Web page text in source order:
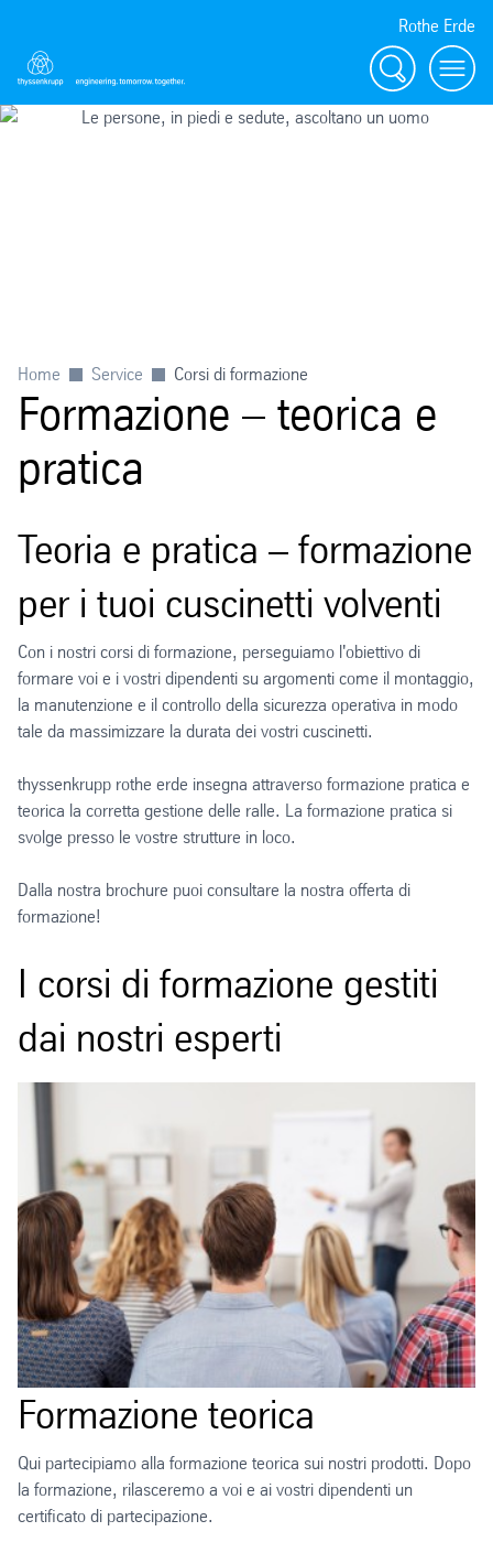
Rothe Erde
Ricerca
Home Service Corsi di formazione
Formazione – teorica e
pratica
Teoria e pratica – formazione
per i tuoi cuscinetti volventi
Con i nostri corsi di formazione, perseguiamo l'obiettivo di
formare voi e i vostri dipendenti su argomenti come il montaggio,
la manutenzione e il controllo della sicurezza operativa in modo
tale da massimizzare la durata dei vostri cuscinetti.
thyssenkrupp rothe erde insegna attraverso formazione pratica e
teorica la corretta gestione delle ralle. La formazione pratica si
svolge presso le vostre strutture in loco.
Dalla nostra brochure puoi consultare la nostra offerta di
formazione!
I corsi di formazione gestiti
dai nostri esperti
Formazione teorica
Qui partecipiamo alla formazione teorica sui nostri prodotti. Dopo
la formazione, rilasceremo a voi e ai vostri dipendenti un
certificato di partecipazione.